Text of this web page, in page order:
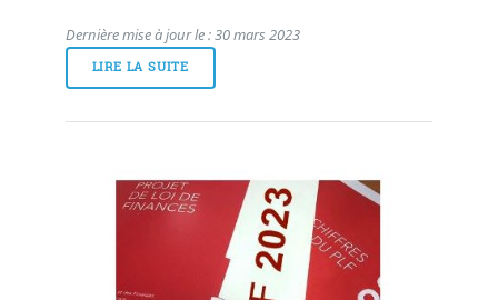
Dernière mise à jour le : 30 mars 2023
LIRE LA SUITE